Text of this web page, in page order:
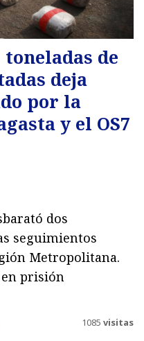
toneladas de
deja
por la
y el OS7
dos
seguimientos
Metropolitana.
prisión
1085 visitas